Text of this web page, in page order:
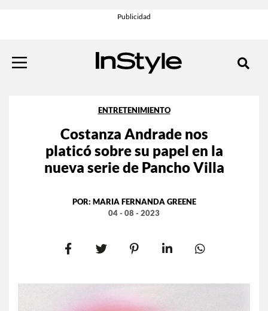
ENTRETENIMIENTO
Costanza Andrade nos
platicó sobre su papel en la
nueva serie de Pancho Villa
POR: MARIA FERNANDA GREENE
04 - 08 - 2023